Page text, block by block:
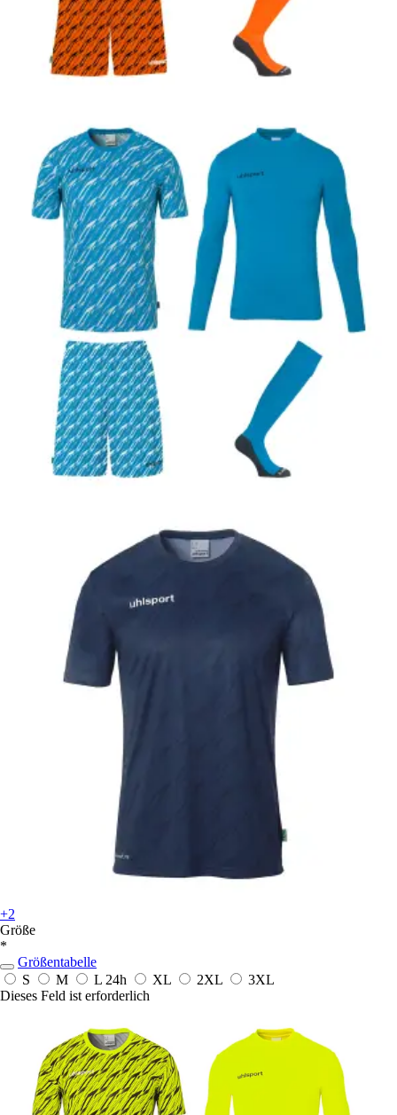
+2
Größe
*
Größentabelle
S
M L 24h XL 2XL
3XL
Dieses Feld ist erforderlich